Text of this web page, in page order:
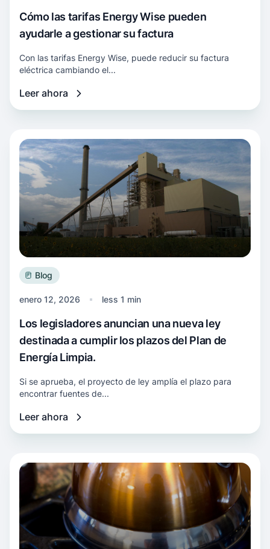
Cómo las tarifas Energy Wise pueden
ayudarle a gestionar su factura
Con las tarifas Energy Wise, puede reducir su factura
eléctrica cambiando el...
Leer ahora
Blog
enero 12, 2026 less 1 min
Los legisladores anuncian una nueva ley
destinada a cumplir los plazos del Plan de
Energía Limpia.
Si se aprueba, el proyecto de ley amplía el plazo para
encontrar fuentes de...
Leer ahora
Más información Los legisladores anuncian
Más información El acuerdo sobre el gas